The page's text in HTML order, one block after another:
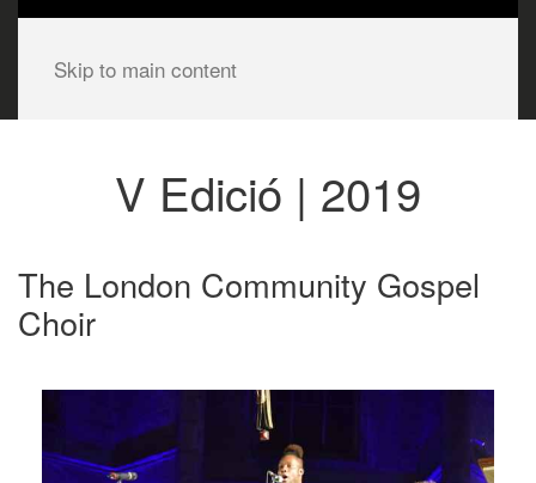
Skip to main content
V Edició | 2019
The London Community Gospel
Choir